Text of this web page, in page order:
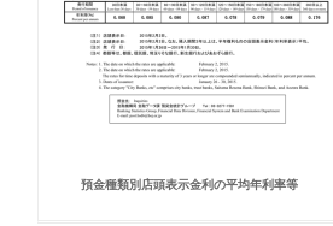
預金種類別店頭表示金利の平均年利率等